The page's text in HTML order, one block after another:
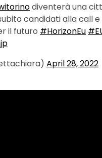
diventerà una
candidati alla
il futuro #HorizonEu
April 28, 2022